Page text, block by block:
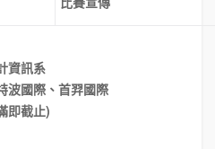
資訊系
波國際、首羿國際
即截止)